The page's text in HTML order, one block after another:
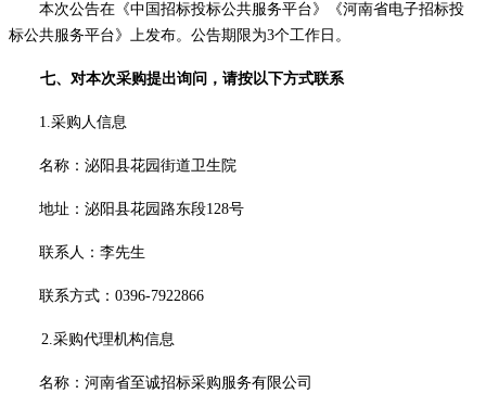
本次公告在《中国招标投标公共服务平台》《河南省电子招标投
标公共服务平台》上发布。公告期限为3个工作日。
七、对本次采购提出询问，请按以下方式联系
1.采购人信息
名称： 泌阳县花园街道卫生院
地址： 泌阳县花园路东段128号
联系人： 李先生
联系方式： 0396-7922866
2.采购代理机构信息
名称：河南省至诚招标采购服务有限公司